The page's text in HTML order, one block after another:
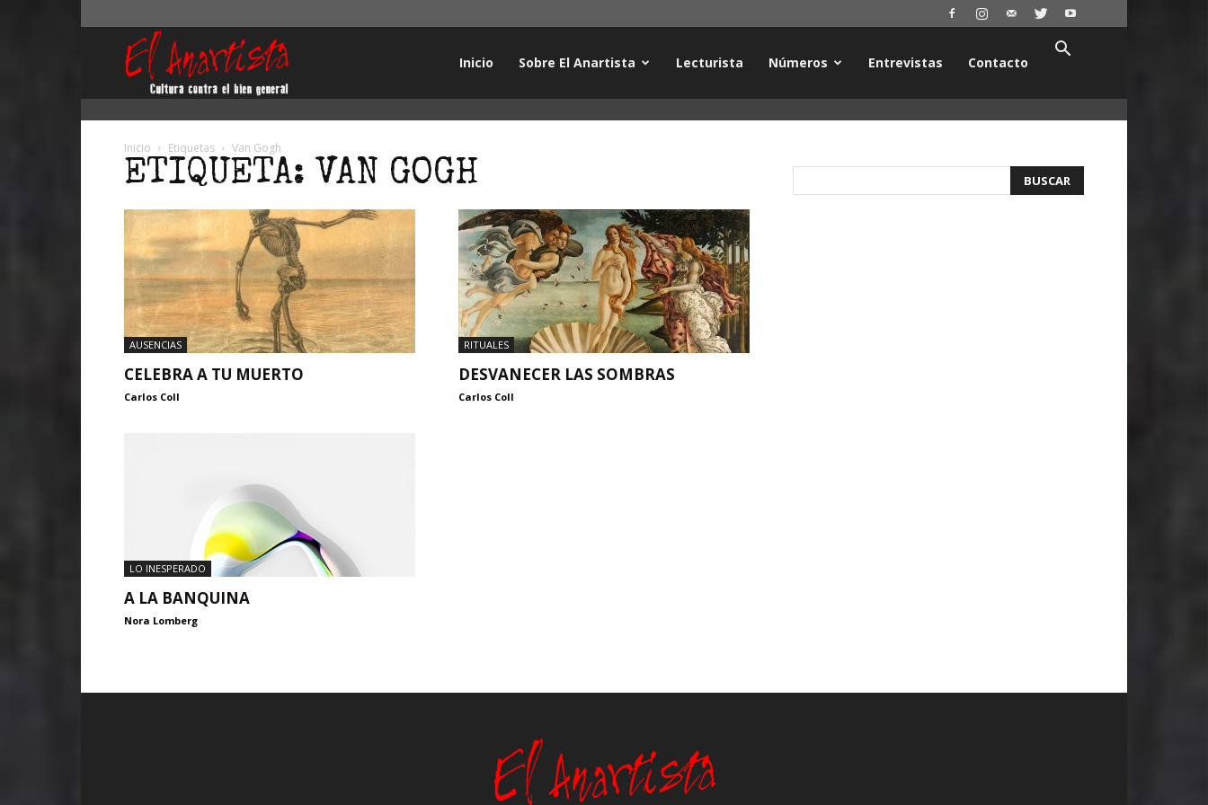
Inicio Sobre El Anartista Lecturista Números Entrevistas Contacto
Inicio Etiquetas Van Gogh
ETIQUETA: VAN GOGH
AUSENCIAS
CELEBRA A TU MUERTO
Carlos Coll
RITUALES
DESVANECER LAS SOMBRAS
Carlos Coll
LO INESPERADO
A LA BANQUINA
Nora Lomberg